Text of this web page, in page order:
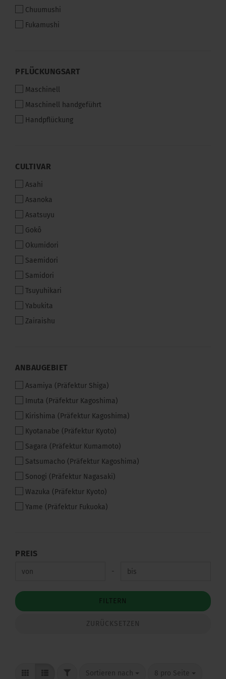
Chuumushi
Fukamushi
PFLÜCKUNGSART
PFLÜCKUNGSART
Maschinell
Maschinell handgeführt
Handpflückung
CULTIVAR
CULTIVAR
Asahi
Asanoka
Asatsuyu
Gokô
Okumidori
Saemidori
Samidori
Tsuyuhikari
Yabukita
Zairaishu
ANBAUGEBIET
ANBAUGEBIET
Asamiya (Präfektur Shiga)
Imuta (Präfektur Kagoshima)
Kirishima (Präfektur Kagoshima)
Kyotanabe (Präfektur Kyoto)
Sagara (Präfektur Kumamoto)
Satsumacho (Präfektur Kagoshima)
Sonogi (Präfektur Nagasaki)
Wazuka (Präfektur Kyoto)
Yame (Präfektur Fukuoka)
PREIS
PREIS
Preis bis -
FILTERN
ZURÜCKSETZEN
FILTERSortieren nach
Sortieren nach 8 pro Seite
pro Seite